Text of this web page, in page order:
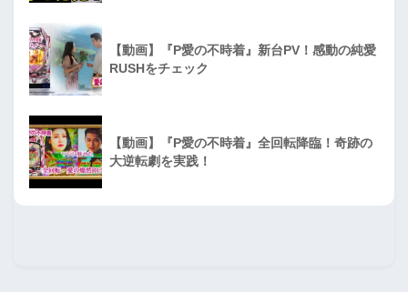
【動画】『P愛の不時着』新台PV！感動の純愛
RUSHをチェック
【動画】『P愛の不時着』全回転降臨！奇跡の
大逆転劇を実践！